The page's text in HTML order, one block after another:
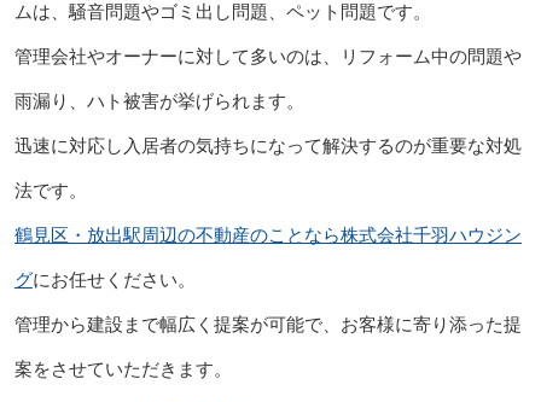
ムは、騒音問題やゴミ出し問題、ペット問題です。
管理会社やオーナーに対して多いのは、リフォーム中の問題や
雨漏り、ハト被害が挙げられます。
迅速に対応し入居者の気持ちになって解決するのが重要な対処
法です。
鶴見区・放出駅周辺の不動産のことなら株式会社千羽ハウジン
グにお任せください。
管理から建設まで幅広く提案が可能で、お客様に寄り添った提
案をさせていただきます。